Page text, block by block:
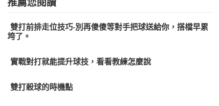
雙打前排走位技巧-別再傻傻等對手把球送給你，搭檔早累
垮了。
實戰對打就能提升球技，看看教練怎麼說
雙打殺球的時機點